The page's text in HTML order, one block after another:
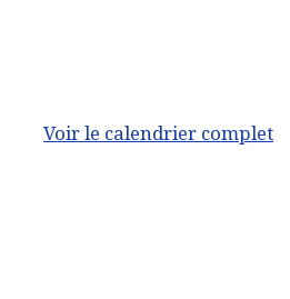
Voir le calendrier complet